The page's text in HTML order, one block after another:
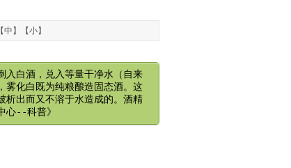
中 】【小】
入白酒，兑入等量干净水（自来
雾化白既为纯粮酿造固态酒。这
析出而又不溶于水造成的。酒精
心--科普》